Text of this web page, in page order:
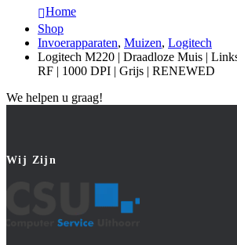
Home
Shop
Invoerapparaten, Muizen, Logitech
Logitech M220 | Draadloze Muis |
RF | 1000 DPI | Grijs | RENEWED
We helpen u graag!
Wij Zijn